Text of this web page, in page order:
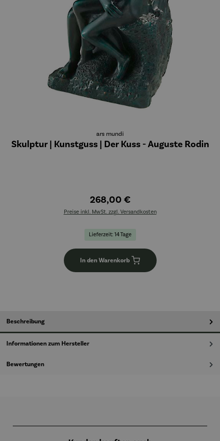
ars mundi
Skulptur | Kunstguss | Der Kuss - Auguste Rodin
268,00 €
Preise inkl. MwSt. zzgl. Versandkosten
Lieferzeit: 14 Tage
In den Warenkorb
Beschreibung
Informationen zum Hersteller
Bewertungen